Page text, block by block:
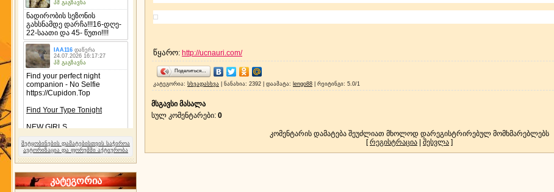
შეტყობინების დამატებისთვის საჭიროა
ავტორიზაცია და ფორუმში აქტიურობა
კატეგორია
წყარო: http://ucnauri.com/
Поделиться…
კატეგორია: სხვადასხვა ნანახია: 2392 | დაამატა: lengo88 რეიტინგი: 5.0/1
მსგავსი მასალა
სულ კომენტარები: 0
კომენტარის დამატება შეუძლიათ მხოლოდ დარეგისტრირებულ მომხმარებლებს
[რეგისტრაცია შესვლა ]